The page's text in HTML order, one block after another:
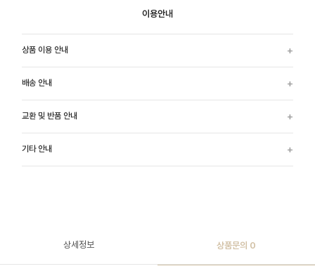
이용안내
상품 이용 안내
배송 안내
교환 및 반품 안내
기타 안내
상세정보 상품문의 0